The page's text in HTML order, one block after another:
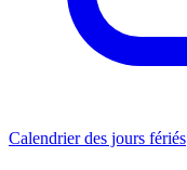
Calendrier des jours fériés